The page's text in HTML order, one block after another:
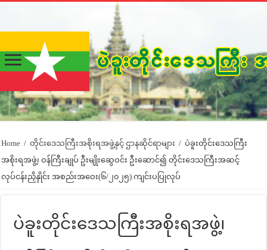
Home / တိုင်းဒေသကြီးအစိုးရအဖွဲ့နှင့် ဌာနဆိုင်ရာများ / ပဲခူးတိုင်းဒေသကြီး
အစိုးရအဖွဲ့၊ ဝန်ကြီးချုပ် ဦးမျိုးဆွေဝင်း ဦးဆောင်၍ တိုင်းဒေသကြီးအဆင့်
လုပ်ငန်းညှိနှိုင်း အစည်းအဝေး(၆/၂၀၂၅) ကျင်းပပြုလုပ်
ပဲခူးတိုင်းဒေသကြီးအစိုးရအဖွဲ့၊